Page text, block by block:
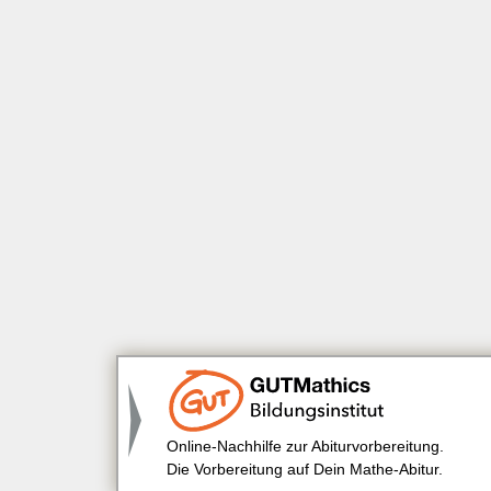
Online-Nachhilfe zur Abiturvorbereitung.
Die Vorbereitung auf Dein Mathe-Abitur.